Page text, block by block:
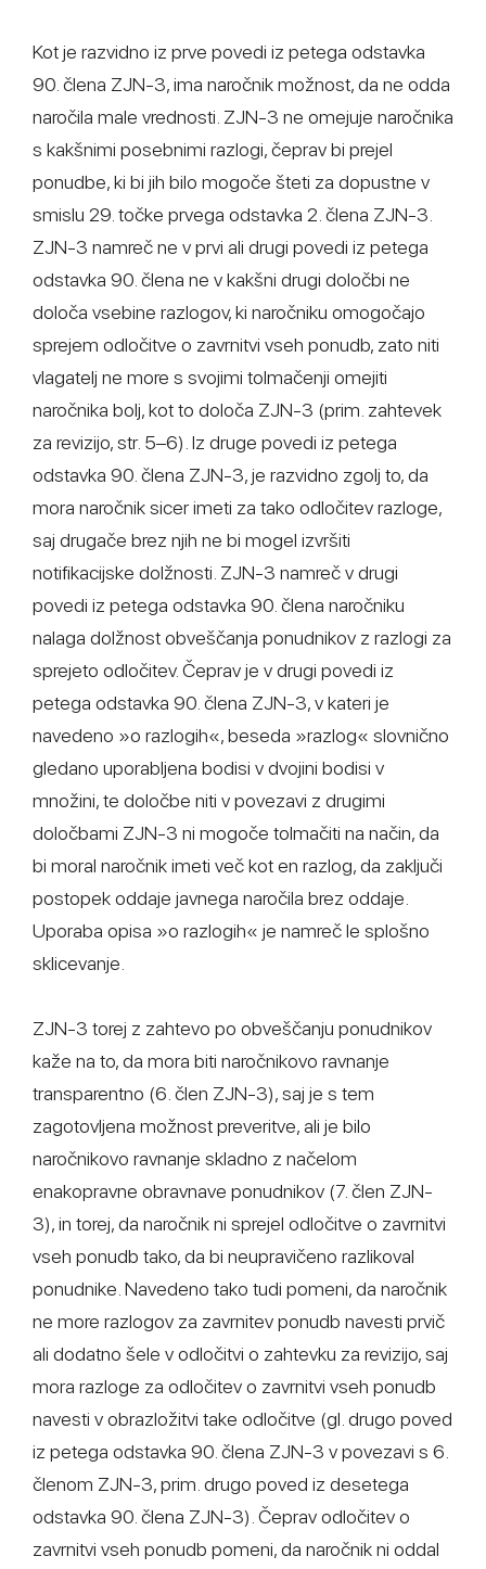
Kot je razvidno iz prve povedi iz petega odstavka
90. člena ZJN-3, ima naročnik možnost, da ne odda
naročila male vrednosti. ZJN-3 ne omejuje naročnika
s kakšnimi posebnimi razlogi, čeprav bi prejel
ponudbe, ki bi jih bilo mogoče šteti za dopustne v
smislu 29. točke prvega odstavka 2. člena ZJN-3.
ZJN-3 namreč ne v prvi ali drugi povedi iz petega
odstavka 90. člena ne v kakšni drugi določbi ne
določa vsebine razlogov, ki naročniku omogočajo
sprejem odločitve o zavrnitvi vseh ponudb, zato niti
vlagatelj ne more s svojimi tolmačenji omejiti
naročnika bolj, kot to določa ZJN-3 (prim. zahtevek
za revizijo, str. 5–6). Iz druge povedi iz petega
odstavka 90. člena ZJN-3, je razvidno zgolj to, da
mora naročnik sicer imeti za tako odločitev razloge,
saj drugače brez njih ne bi mogel izvršiti
notifikacijske dolžnosti. ZJN-3 namreč v drugi
povedi iz petega odstavka 90. člena naročniku
nalaga dolžnost obveščanja ponudnikov z razlogi za
sprejeto odločitev. Čeprav je v drugi povedi iz
petega odstavka 90. člena ZJN-3, v kateri je
navedeno »o razlogih«, beseda »razlog« slovnično
gledano uporabljena bodisi v dvojini bodisi v
množini, te določbe niti v povezavi z drugimi
določbami ZJN-3 ni mogoče tolmačiti na način, da
bi moral naročnik imeti več kot en razlog, da zaključi
postopek oddaje javnega naročila brez oddaje.
Uporaba opisa »o razlogih« je namreč le splošno
sklicevanje.
ZJN-3 torej z zahtevo po obveščanju ponudnikov
kaže na to, da mora biti naročnikovo ravnanje
transparentno (6. člen ZJN-3), saj je s tem
zagotovljena možnost preveritve, ali je bilo
naročnikovo ravnanje skladno z načelom
enakopravne obravnave ponudnikov (7. člen ZJN-
3), in torej, da naročnik ni sprejel odločitve o zavrnitvi
vseh ponudb tako, da bi neupravičeno razlikoval
ponudnike. Navedeno tako tudi pomeni, da naročnik
ne more razlogov za zavrnitev ponudb navesti prvič
ali dodatno šele v odločitvi o zahtevku za revizijo, saj
mora razloge za odločitev o zavrnitvi vseh ponudb
navesti v obrazložitvi take odločitve (gl. drugo poved
iz petega odstavka 90. člena ZJN-3 v povezavi s 6.
členom ZJN-3, prim. drugo poved iz desetega
odstavka 90. člena ZJN-3). Čeprav odločitev o
zavrnitvi vseh ponudb pomeni, da naročnik ni oddal